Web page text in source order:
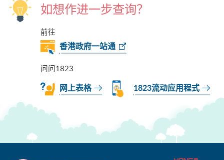
如想作进一步查询？
前往
香港政府一站通
问问1823
网上表格 1823流动应用程式